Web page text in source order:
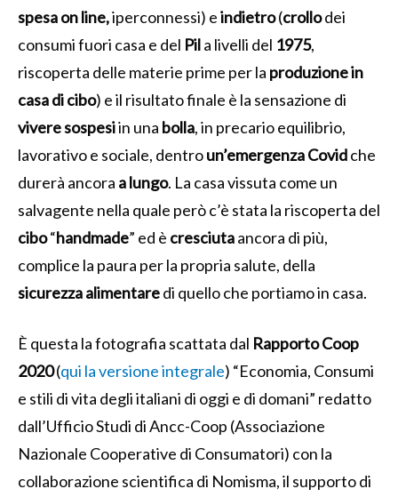
spesaon line,iperconnessi) eindietro(crollodei
consumi fuori casa e del Pila livelli del 1975,
riscoperta delle materie prime per la produzione in
casa di cibo) e il risultato finale è la sensazione di
viveresospesiin una bolla, in precario equilibrio,
lavorativo e sociale, dentroun’emergenza Covidche
durerà ancora a lungo. La casa vissuta come un
salvagente nella quale però c’è stata la riscoperta del
cibo“handmade” ed è cresciutaancora di più,
complice la paura per la propria salute, della
sicurezzaalimentaredi quello che portiamo in casa.
È questa la fotografia scattata dal Rapporto Coop
2020(qui la versione integrale) “Economia, Consumi
e stili di vita degli italiani di oggi e di domani” redatto
dall’Ufficio Studi di Ancc-Coop (Associazione
Nazionale Cooperative di Consumatori) con la
collaborazione scientifica di Nomisma, il supporto di